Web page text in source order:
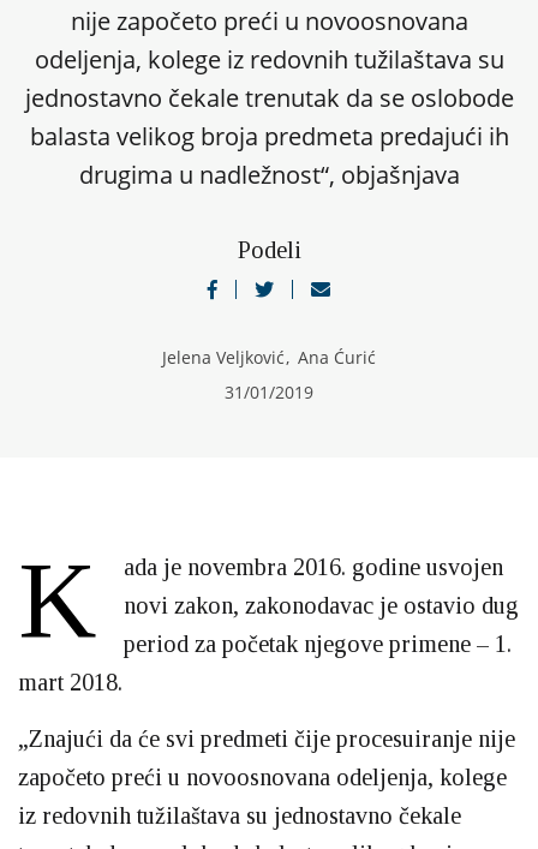
nije započeto preći u novoosnovana
odeljenja, kolege iz redovnih tužilaštava su
jednostavno čekale trenutak da se oslobode
balasta velikog broja predmeta predajući ih
drugima u nadležnost“, objašnjava
Podeli
Jelena Veljković, Ana Ćurić
31/01/2019
K
ada je novembra 2016. godine usvojen
novi zakon, zakonodavac je ostavio dug
period za početak njegove primene – 1.
mart 2018.
„Znajući da će svi predmeti čije procesuiranje nije
započeto preći u novoosnovana odeljenja, kolege
iz redovnih tužilaštava su jednostavno čekale